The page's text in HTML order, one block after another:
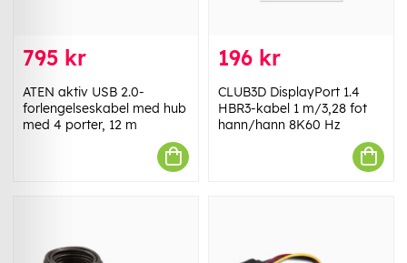
795 kr
ATEN aktiv USB 2.0-
forlengelseskabel med hub
med 4 porter, 12 m
196 kr
CLUB3D DisplayPort 1.4
HBR3-kabel 1 m/3,28 fot
hann/hann 8K60 Hz